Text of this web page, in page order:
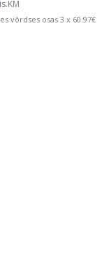
võrdses osas 3 x 60.97€